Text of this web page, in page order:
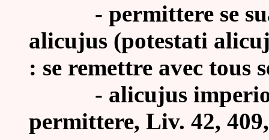
- permittere se
alicujus (potestati
: se remettre avec tous
- alicujus
permittere, Liv. 42,